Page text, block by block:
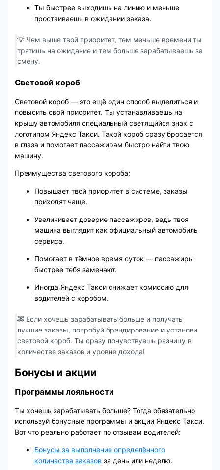
Ты быстрее выходишь на линию и меньше
простаиваешь в ожидании заказа.
💡 Чем выше твой приоритет, тем меньше времени ты
тратишь на ожидание и тем больше зарабатываешь за
смену.
Световой короб
Световой короб — это ещё один способ выделиться и
повысить свой приоритет. Ты устанавливаешь на
крышу автомобиля специальный светящийся знак с
логотипом Яндекс Такси. Такой короб сразу бросается
в глаза и помогает пассажирам быстро найти твою
машину.
Преимущества светового короба:
Повышает твой приоритет в системе, заказы
приходят чаще.
Увеличивает доверие пассажиров, ведь твоя
машина выглядит как официальный автомобиль
сервиса.
Помогает в тёмное время суток — пассажиры
быстрее тебя замечают.
Иногда Яндекс Такси снижает комиссию для
водителей с коробом.
🚕 Если хочешь зарабатывать больше и получать
лучшие заказы, попробуй брендирование и установи
световой короб. Ты сразу почувствуешь разницу в
количестве заказов и уровне дохода!
Бонусы и акции
Программы лояльности
Ты хочешь зарабатывать больше? Тогда обязательно
используй бонусные программы и акции Яндекс Такси.
Вот что реально работает по отзывам водителей:
Бонусы за выполнение определённого
количества заказов за день или неделю.